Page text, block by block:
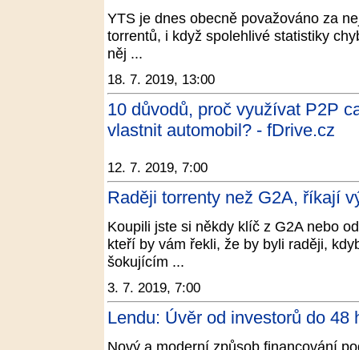
YTS je dnes obecně považováno za
torrentů, i když spolehlivé statistiky
něj ...
18. 7. 2019, 13:00
10 důvodů, proč využívat P2P
vlastnit automobil? - fDrive.cz
12. 7. 2019, 7:00
Raději torrenty než G2A, říkají
Koupili jste si někdy klíč z G2A nebo
kteří by vám řekli, že by byli raději,
šokujícím ...
3. 7. 2019, 7:00
Lendu: Úvěr od investorů do 48
Nový a moderní způsob financování